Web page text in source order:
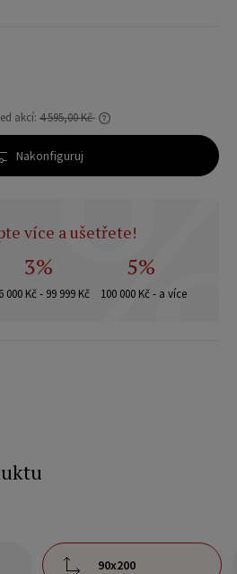
akcí: 4 595,00 Kč
než 30 dní,
produktu
Nakonfiguruj
více a ušetřete!
3%
000 Kč - 99 999 Kč
5%
100 000 Kč - a více
90x200